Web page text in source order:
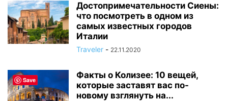
Достопримечательности Сиены:
что посмотреть в одном из
самых известных городов
Италии
Traveler - 22.11.2020
Факты о Колизее: 10 вещей,
которые заставят вас по-
новому взглянуть на...
Save